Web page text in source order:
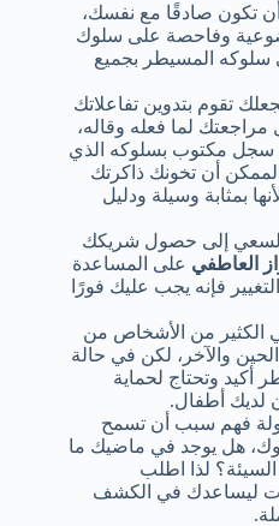
أن تكون صادقًا مع نفسك،
وفاحصة على سلوك
المسيطر بجميع
تقوم بتدوين تفاعلاتك
لما فعله وقاله،
سجل مكتوب بسلوكه الذي
أن تخونك ذاكرتك
بمثابة وسيلة ودليل
إلى حصول شريكك
العاطفي على المساعدة
فإنه يجب عليك فورًا
الكثير من الأشخاص من
والآخر، لكن في حالة
أكيد وتحتاج لحماية
لديك أطفال.
فهم سبب أن تسمح
هل يوجد في ماضيك ما
لذا اطلب
ليساعدك في الكشف